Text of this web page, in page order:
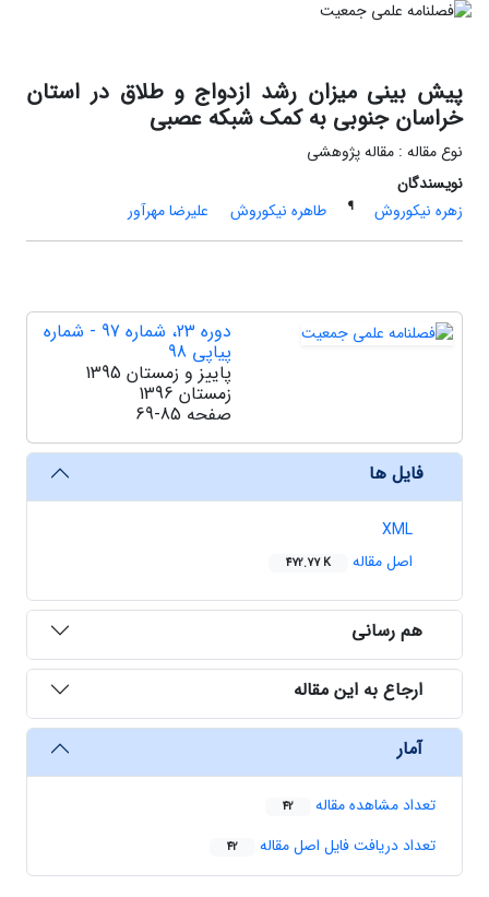
پیش بینی میزان رشد ازدواج و طلاق در استان
خراسان جنوبی به کمک شبکه عصبی
نوع مقاله : مقاله پژوهشی
نویسندگان
زهره نیکوروش
¶ طاهره نیکوروش علیرضا مهرآور
دوره 23، شماره 97 - شماره
پیاپی 98
پاییز و زمستان 1395
زمستان 1396
صفحه 69-85
فایل ها
XML
اصل مقاله
472.77 K
هم رسانی
ارجاع به این مقاله
آمار
تعداد مشاهده مقاله 42
تعداد دریافت فایل اصل مقاله 42